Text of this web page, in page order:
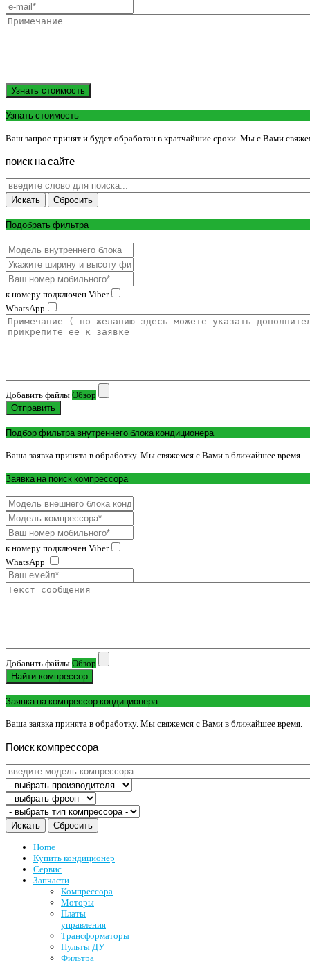
Узнать стоимость
Узнать стоимость
Ваш запрос принят и будет обработан в кратчайшие сроки. Мы с Вами
поиск насайте
Подобрать фильтра
к номеру подключен Viber
WhatsApp
Добавить файлы Обзор
Отправить
Подбор фильтра внутреннего блока кондиционера
Ваша заявка принята в обработку. Мы свяжемся с Вами в ближайшее время
Заявка на поиск компрессора
к номеру подключен Viber
WhatsApp
Добавить файлы Обзор
Найти компрессор
Заявка на компрессор кондиционера
Ваша заявка принята в обработку. Мы свяжемся с Вами в ближайшее время.
Поиск компрессора
Home
Купить кондиционер
Сервис
Запчасти
Компрессора
Моторы
Платы
управления
Трансформаторы
Пульты ДУ
Фильтра